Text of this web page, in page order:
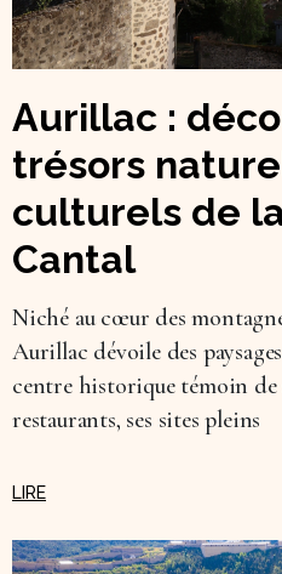
Aurillac :
trésors
culturels de
Cantal
Niché au cœur des
Aurillac dévoile des
centre historique témoin de
restaurants, ses sites pleins